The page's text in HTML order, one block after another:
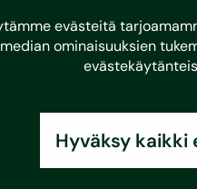
evästeitä
median ominaisuuksien
Hyväksy kaikki